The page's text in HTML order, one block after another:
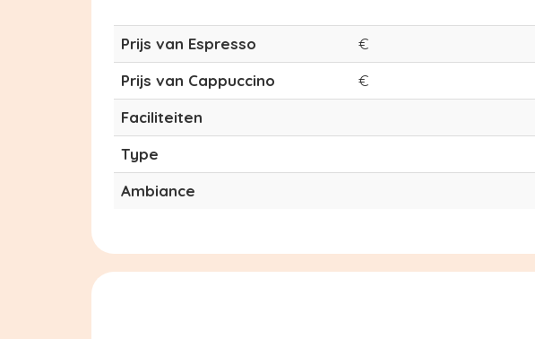
Prijs van Espresso
€
Prijs van Cappuccino
€
Faciliteiten
Type
Ambiance